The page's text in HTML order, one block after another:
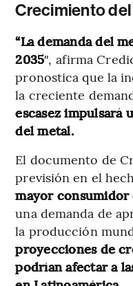
Crecimiento
“La demanda del
2035″, afirma
pronostica que la
la creciente
escasez impulsará
del metal.
El documento de
previsión en el
mayor
una demanda de
la producción
proyecciones de
podrían afectar a